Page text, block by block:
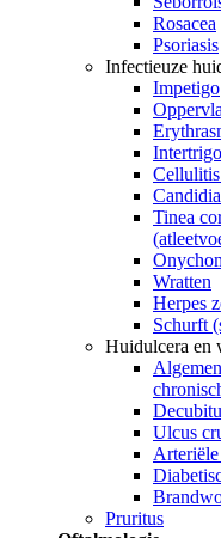
Rosacea
Psoriasis
Infectieuze
Impetigo
Intertrigo
Cellulitis
Tinea
Wratten
Herpes
Schurft
Huidulcera en
Ulcus
Pruritus